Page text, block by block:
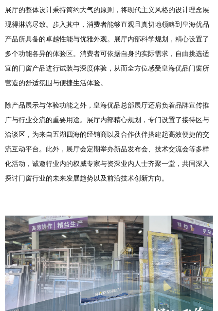
展厅的整体设计秉持简约大气的原则，将现代主义风格的设计理念展
现得淋漓尽致。步入其中，消费者能够直观且真切地领略到皇海优品
产品所具备的卓越性能与优雅外观。展厅内部科学规划，精心设置了
多个功能各异的体验区。消费者可依据自身的实际需求，自由挑选适
宜的门窗产品进行试装与深度体验，从而全方位感受皇海优品门窗所
营造的舒适氛围与便捷生活体验。
除产品展示与体验功能之外，皇海优品总部展厅还肩负着品牌宣传推
广与行业交流的重要用途。展厅内部精心规划，专门设置了接待区与
洽谈区，为来自五湖四海的经销商以及合作伙伴搭建起高效便捷的交
流互动平台。此外，展厅会定期举办新品发布会、技术交流会等多样
化活动，诚邀行业内的权威专家与资深业内人士齐聚一堂，共同深入
探讨门窗行业的未来发展趋势以及前沿技术创新方向。